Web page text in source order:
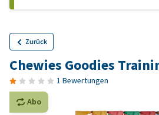
Zurück
Chewies Goodies
1 Bewertungen
Abo